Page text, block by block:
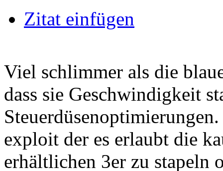
Zitat einfügen
Viel schlimmer als die
dass sie Geschwindigkeit
exploit der es erlaubt die
erhältlichen 3er zu stapeln